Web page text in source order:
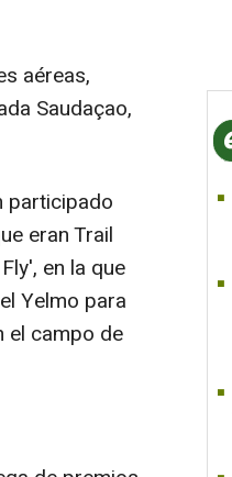
aéreas,
Saudaçao,
participado
eran Trail
en la que
Yelmo para
el campo de